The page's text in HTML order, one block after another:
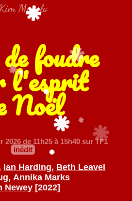
Kim Matula
foudre
l'esprit
Noël
2026de 11h25 à 15h40 sur TF1
inédit
Ian Harding, Beth Leavel
,Annika Marks
Newey [2022]